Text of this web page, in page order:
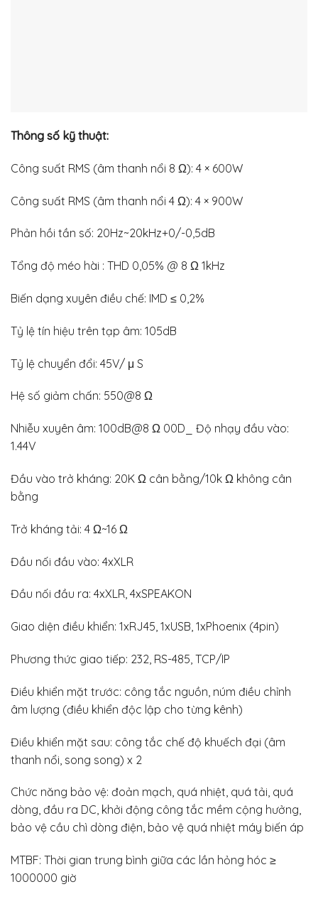
Thông số kỹ thuật:
Công suất RMS (âm thanh nổi 8 Ω): 4 × 600W
Công suất RMS (âm thanh nổi 4 Ω): 4 × 900W
Phản hồi tần số: 20Hz~20kHz+0/-0,5dB
Tổng độ méo hài : THD 0,05% @ 8 Ω 1kHz
Biến dạng xuyên điều chế: IMD ≤ 0,2%
Tỷ lệ tín hiệu trên tạp âm: 105dB
Tỷ lệ chuyển đổi: 45V/ μ S
Hệ số giảm chấn: 550@8 Ω
Nhiễu xuyên âm: 100dB@8 Ω 00D_ Độ nhạy đầu vào:
1.44V
Đầu vào trở kháng: 20K Ω cân bằng/10k Ω không cân
bằng
Trở kháng tải: 4 Ω~16 Ω
Đầu nối đầu vào: 4xXLR
Đầu nối đầu ra: 4xXLR, 4xSPEAKON
Giao diện điều khiển: 1xRJ45, 1xUSB, 1xPhoenix (4pin)
Phương thức giao tiếp: 232, RS-485, TCP/IP
Điều khiển mặt trước: công tắc nguồn, núm điều chỉnh
âm lượng (điều khiển độc lập cho từng kênh)
Điều khiển mặt sau: công tắc chế độ khuếch đại (âm
thanh nổi, song song) x 2
Chức năng bảo vệ: đoản mạch, quá nhiệt, quá tải, quá
dòng, đầu ra DC, khởi động công tắc mềm cộng hưởng,
bảo vệ cầu chì dòng điện, bảo vệ quá nhiệt máy biến áp
MTBF: Thời gian trung bình giữa các lần hỏng hóc ≥
1000000 giờ